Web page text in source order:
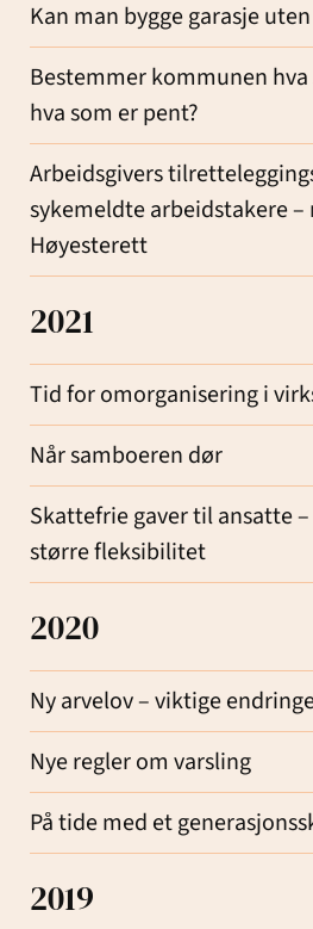
Kan man bygge garasje
Bestemmer kommunen
hva som er pent?
Arbeidsgivers
sykemeldte arbeidstakere –
Høyesterett
2021
Tid for omorganisering i
Når samboeren dør
Skattefrie gaver til ansatte
større fleksibilitet
2020
Ny arvelov – viktige
Nye regler om varsling
På tide med et
2019